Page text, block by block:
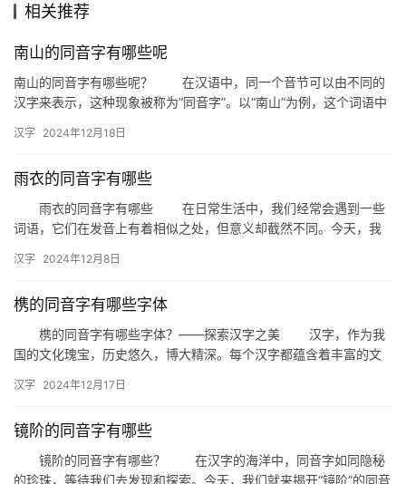
组
词
音
相关推荐
南山的同音字有哪些呢
南山的同音字有哪些呢？ 在汉语中，同一个音节可以由不同的
汉字来表示，这种现象被称为“同音字”。以“南山”为例，这个词语中
汉字 2024年12月18日
雨衣的同音字有哪些
雨衣的同音字有哪些 在日常生活中，我们经常会遇到一些
词语，它们在发音上有着相似之处，但意义却截然不同。今天，我
生…
汉字 2024年12月8日
槜的同音字有哪些字体
槜的同音字有哪些字体？——探索汉字之美 汉字，作为我
国的文化瑰宝，历史悠久，博大精深。每个汉字都蕴含着丰富的文
味。…
汉字 2024年12月17日
镜阶的同音字有哪些
镜阶的同音字有哪些？ 在汉字的海洋中，同音字如同隐秘
的珍珠，等待我们去发现和探索。今天，我们就来揭开“镜阶”的同音